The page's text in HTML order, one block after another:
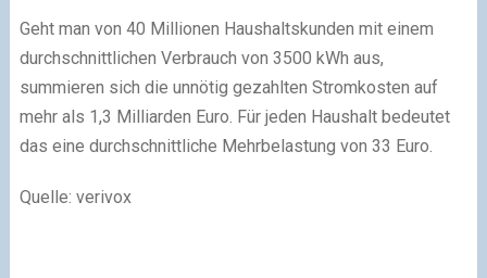
Geht man von 40 Millionen Haushaltskunden mit einem
durchschnittlichen Verbrauch von 3500 kWh aus,
summieren sich die unnötig gezahlten Stromkosten auf
mehr als 1,3 Milliarden Euro. Für jeden Haushalt bedeutet
das eine durchschnittliche Mehrbelastung von 33 Euro.
Quelle: verivox